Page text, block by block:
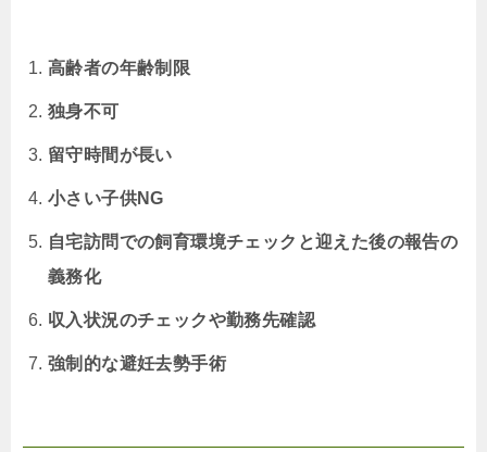
高齢者の年齢制限
独身不可
留守時間が長い
小さい子供NG
自宅訪問での飼育環境チェックと迎えた後の報告の
義務化
収入状況のチェックや勤務先確認
強制的な避妊去勢手術